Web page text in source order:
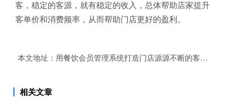
客，稳定的客源，就有稳定的收入，总体帮助店家提升
客单价和消费频率，从而帮助门店更好的盈利。
本文地址： 用餐饮会员管理系统打造门店源源不断的客流？
相关文章